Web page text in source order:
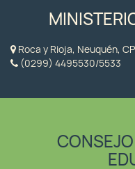
Roca y Rioja, Neuquén,
(0299) 4495530/5533